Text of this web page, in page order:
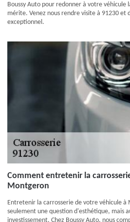
Boussy Auto pour redonner à votre
mérite. Venez nous rendre visite à 91230 et
exceptionnel.
Comment entretenir la
Montgeron
Entretenir la carrosserie de votre véhicule à
seulement une question d'esthétique, mais
investissement. Chez Boussy Auto, nous